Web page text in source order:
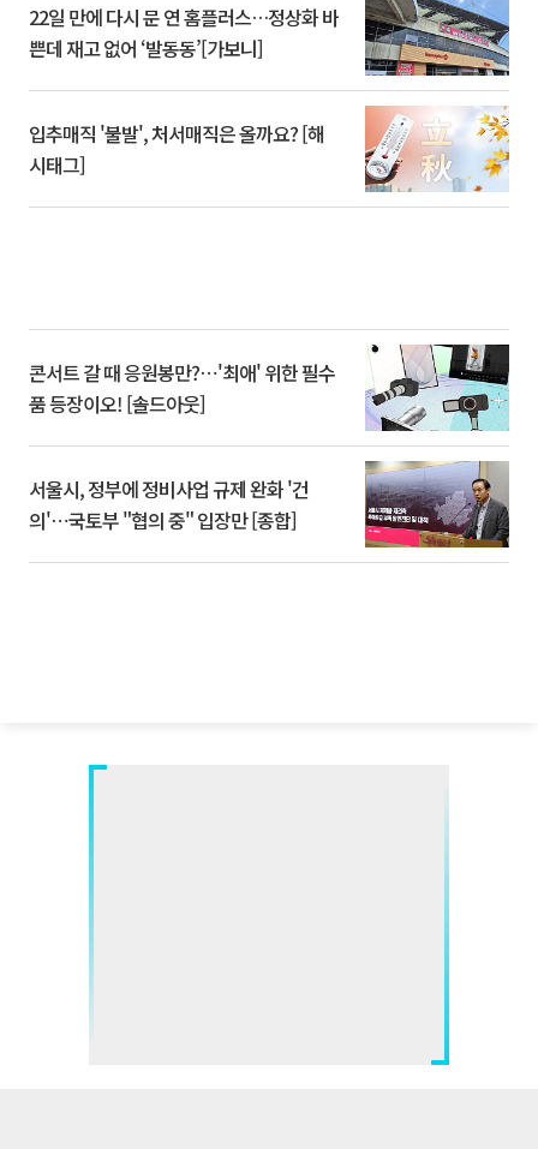
22일 만에 다시 문 연 홈플러스…정상화 바
쁜데 재고 없어 ‘발동동’[가보니]
입추매직 '불발', 처서매직은 올까요? [해
시태그]
콘서트 갈 때 응원봉만?⋯'최애' 위한 필수
품 등장이오! [솔드아웃]
서울시, 정부에 정비사업 규제 완화 '건
의'⋯국토부 "협의 중" 입장만 [종합]